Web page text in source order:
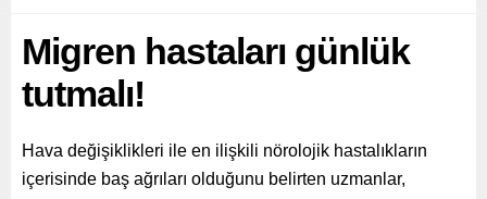
Migren hastaları günlük
tutmalı!
Hava değişiklikleri ile en ilişkili nörolojik hastalıkların
içerisinde baş ağrıları olduğunu belirten uzmanlar,